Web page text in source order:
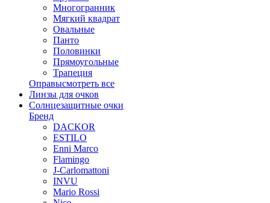
Многогранник
Мягкий квадрат
Овальные
Панто
Половинки
Прямоугольные
Трапеция
Оправысмотреть все
Линзы для очков
Солнцезащитные очки
Бренд
DACKOR
ESTILO
Enni Marco
Flamingo
J-Carlomattoni
INVU
Mario Rossi